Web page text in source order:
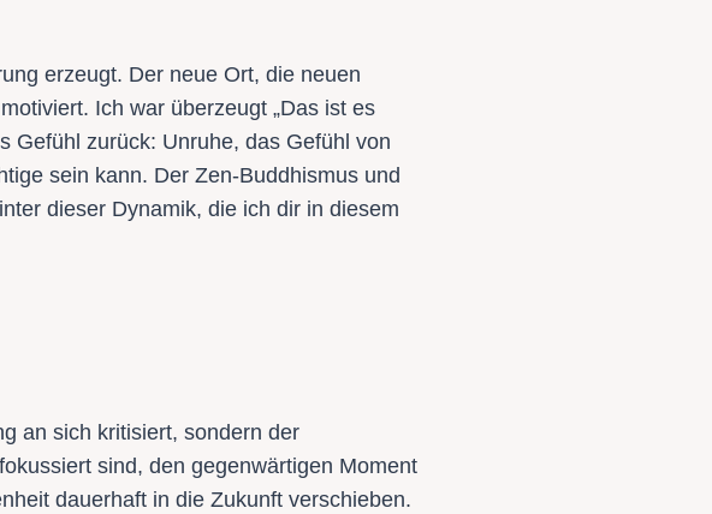
erzeugt. Der neue Ort, die neuen
Ich war überzeugt „Das ist es
Gefühl zurück: Unruhe, das Gefühl von
sein kann. Der Zen-Buddhismus und
dieser Dynamik, die ich dir in diesem
an sich kritisiert, sondern der
sind, den gegenwärtigen Moment
dauerhaft in die Zukunft verschieben.